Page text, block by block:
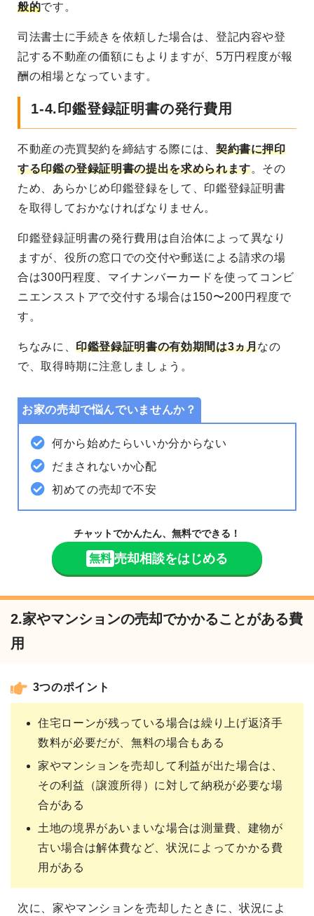
般的です。
司法書士に手続きを依頼した場合は、登記内容や登
記する不動産の価額にもよりますが、5万円程度が報
酬の相場となっています。
1-4.印鑑登録証明書の発行費用
不動産の売買契約を締結する際には、 契約書に押印
する印鑑の登録証明書の提出を求められます。その
ため、あらかじめ印鑑登録をして、印鑑登録証明書
を取得しておかなければなりません。
印鑑登録証明書の発行費用は自治体によって異なり
ますが、役所の窓口での交付や郵送による請求の場
合は300円程度、マイナンバーカードを使ってコンビ
ニエンスストアで交付する場合は150〜200円程度で
す。
ちなみに、印鑑登録証明書の有効期間は3ヵ月なの
で、取得時期に注意しましょう。
お家の売却で悩んでいませんか？
何から始めたらいいか分からない
だまされないか心配
初めての売却で不安
チャットでかんたん、無料でできる！
無料 売却相談をはじめる
2.家やマンションの売却でかかることがある費
用
3つのポイント
住宅ローンが残っている場合は繰り上げ返済手
数料が必要だが、無料の場合もある
家やマンションを売却して利益が出た場合は、
その利益（譲渡所得）に対して納税が必要な場
合がある
土地の境界があいまいな場合は測量費、建物が
古い場合は解体費など、状況によってかかる費
用がある
次に、家やマンションを売却したときに、状況によ